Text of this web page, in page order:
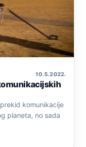
10. 5. 2022.
komunikacije
planeta, no sada